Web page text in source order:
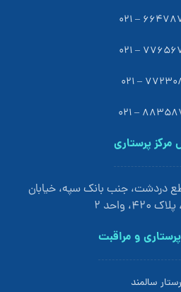
66478734
77656754
77230850
88358744
پرستاری
دردشت، جنب بانک سپه، خیابان
واحد 2
و مراقبت
سالمند